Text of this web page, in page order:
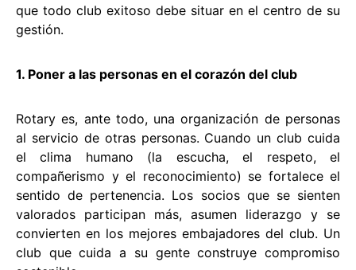
que todo club exitoso debe situar en el centro de su
gestión.
1. Poner a las personas en el corazón del club
Rotary es, ante todo, una organización de personas
al servicio de otras personas. Cuando un club cuida
el clima humano (la escucha, el respeto, el
compañerismo y el reconocimiento) se fortalece el
sentido de pertenencia. Los socios que se sienten
valorados participan más, asumen liderazgo y se
convierten en los mejores embajadores del club. Un
club que cuida a su gente construye compromiso